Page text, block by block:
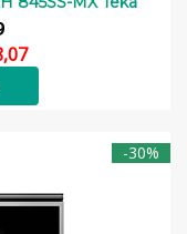
-30%